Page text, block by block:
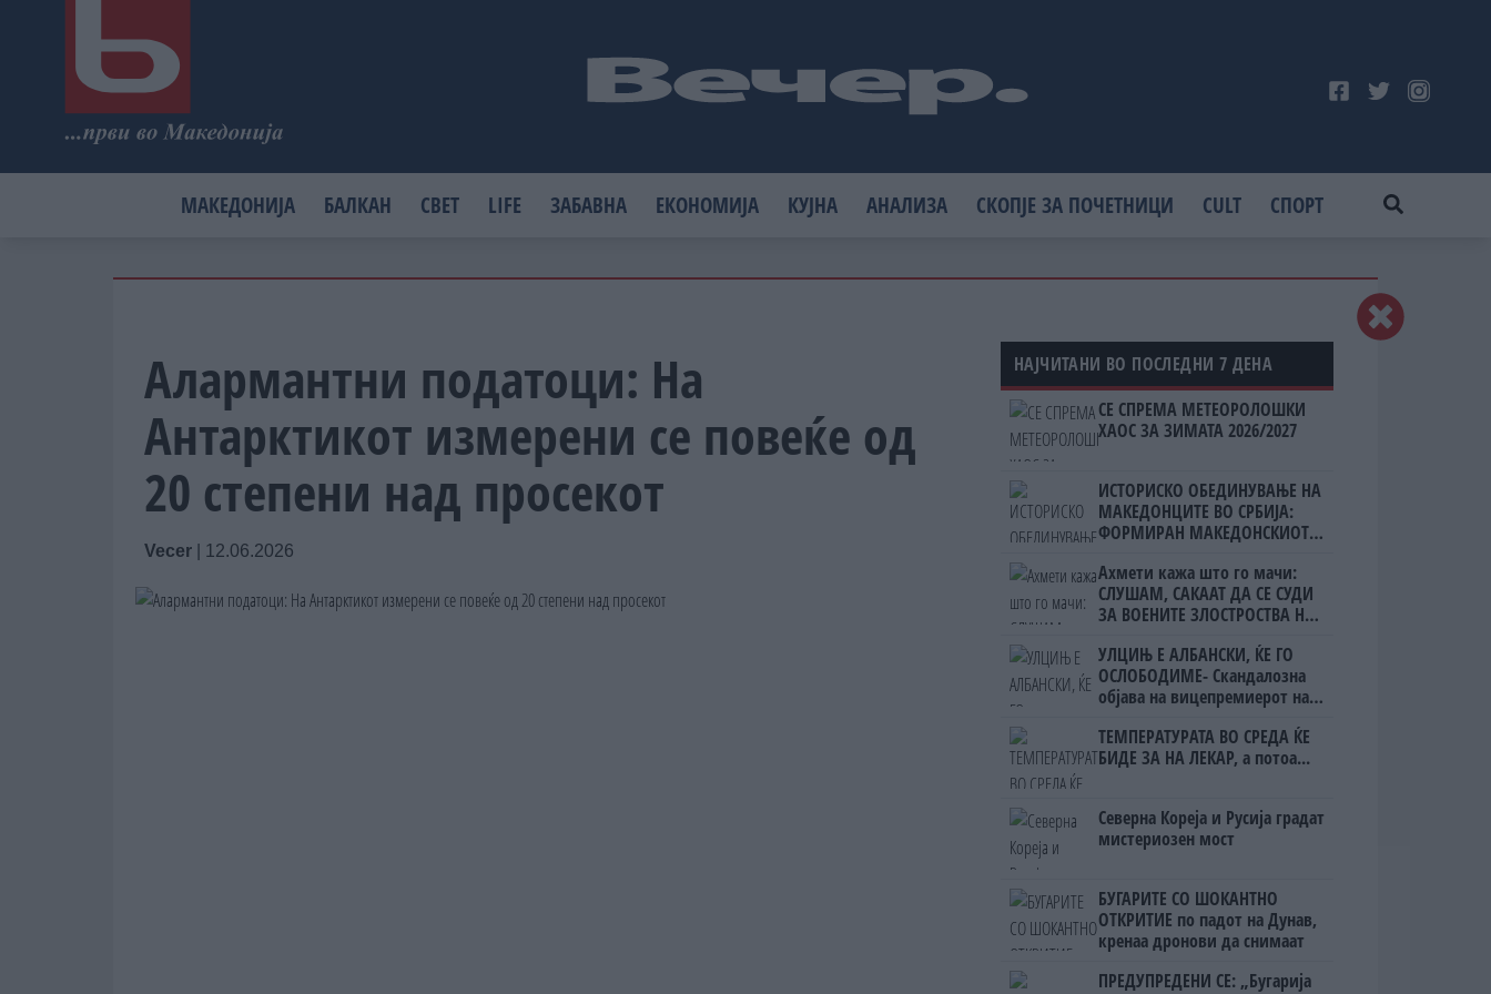
МАКЕДОНИЈА БАЛКАН СВЕТ LIFE ЗАБАВНА ЕКОНОМИЈА КУЈНА АНАЛИЗА СКОПЈЕ ЗА ПОЧЕТНИЦИ CULT СПОРТ
Алармантни податоци: На
Антарктикот измерени се повеќе од
20 степени над просекот
Vecer 12.06.2026
НАЈЧИТАНИ ВО ПОСЛЕДНИ 7 ДЕНА
СЕ СПРЕМА МЕТЕОРОЛОШКИ
ХАОС ЗА ЗИМАТА 2026/2027
ИСТОРИСКО ОБЕДИНУВАЊЕ НА
МАКЕДОНЦИТЕ ВО СРБИЈА:
ФОРМИРАН МАКЕДОНСКИОТ
Ахмети кажа што го мачи:
СЛУШАМ, САКААТ ДА СЕ СУДИ
ЗА ВОЕНИТЕ ЗЛОСТРОСТВА НА
УЛЦИЊ Е АЛБАНСКИ, ЌЕ ГО
ОСЛОБОДИМЕ- Скандалозна
објава на вицепремиерот на
ТЕМПЕРАТУРАТА ВО СРЕДА ЌЕ
БИДЕ ЗА НА ЛЕКАР, а потоа...
Северна Кореја и Русија градат
мистериозен мост
БУГАРИТЕ СО ШОКАНТНО
ОТКРИТИЕ по падот на Дунав,
кренаа дронови да снимаат
ПРЕДУПРЕДЕНИ СЕ: „Бугарија